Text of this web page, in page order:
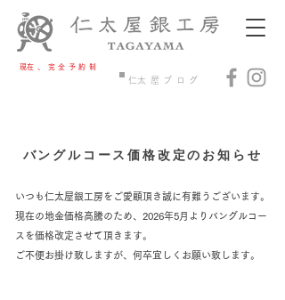
​現在、完全予約制​
​仁太屋ブログ
バングルコース価格改定のお知らせ
いつも仁太屋銀工房をご愛顧頂き誠に有難うございます。
現在の地金価格高騰のため、 2026年5月よりバングルコー
スを価格改定させて頂きます。
ご不便お掛け致しますが、何卒宜しくお願い致します。